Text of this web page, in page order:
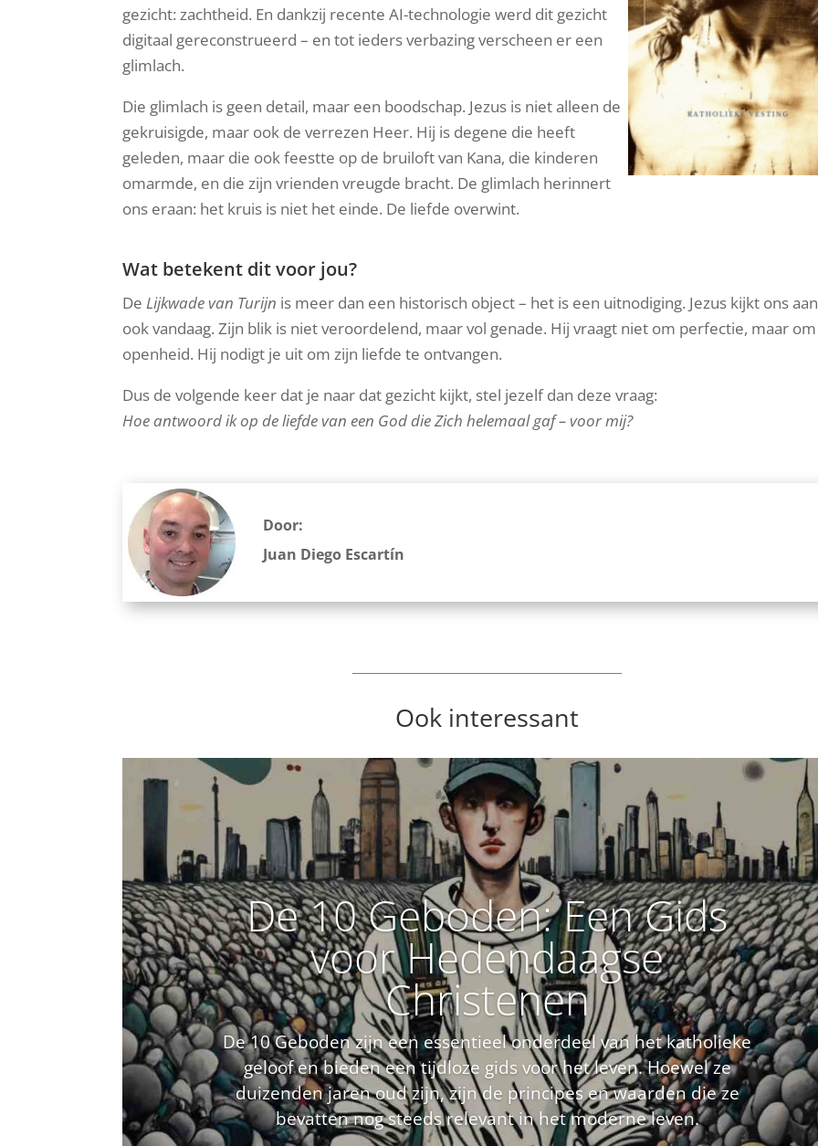
gezicht: zachtheid. En dankzij recente AI-technologie werd dit gezicht
digitaal gereconstrueerd – en tot ieders verbazing verscheen er een
glimlach.
Die glimlach is geen detail, maar een boodschap. Jezus is niet alleen de
gekruisigde, maar ook de verrezen Heer. Hij is degene die heeft
geleden, maar die ook feestte op de bruiloft van Kana, die kinderen
omarmde, en die zijn vrienden vreugde bracht. De glimlach herinnert
ons eraan: het kruis is niet het einde. De liefde overwint.
Wat betekent dit voor jou?
DeLijkwade van Turijn is meer dan een historisch object – het is een uitnodiging. Jezus kijkt ons
ook vandaag. Zijn blik is niet veroordelend, maar vol genade. Hij vraagt niet om perfectie, maar om
openheid. Hij nodigt je uit om zijn liefde te ontvangen.
Dus de volgende keer dat je naar dat gezicht kijkt, stel jezelf dan deze vraag:
Hoe antwoord ik op de liefde van een God die Zich helemaal gaf – voor mij?
Door:
Juan Diego Escartín
Ook interessant
De 10 Geboden: Een Gids
voor Hedendaagse
Christenen
De 10 Geboden zijn een essentieel onderdeel van het katholieke
geloof en bieden een tijdloze gids voor het leven. Hoewel ze
duizenden jaren oud zijn, zijn de principes en waarden die ze
bevatten nog steeds relevant in het moderne leven.